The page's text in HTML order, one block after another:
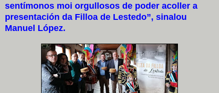
sentímonos moi orgullosos de poder acoller a
presentación da Filloa de Lestedo”, sinalou
Manuel López.